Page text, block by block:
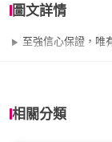
圖文詳情
至強信心保證，唯
相關分類